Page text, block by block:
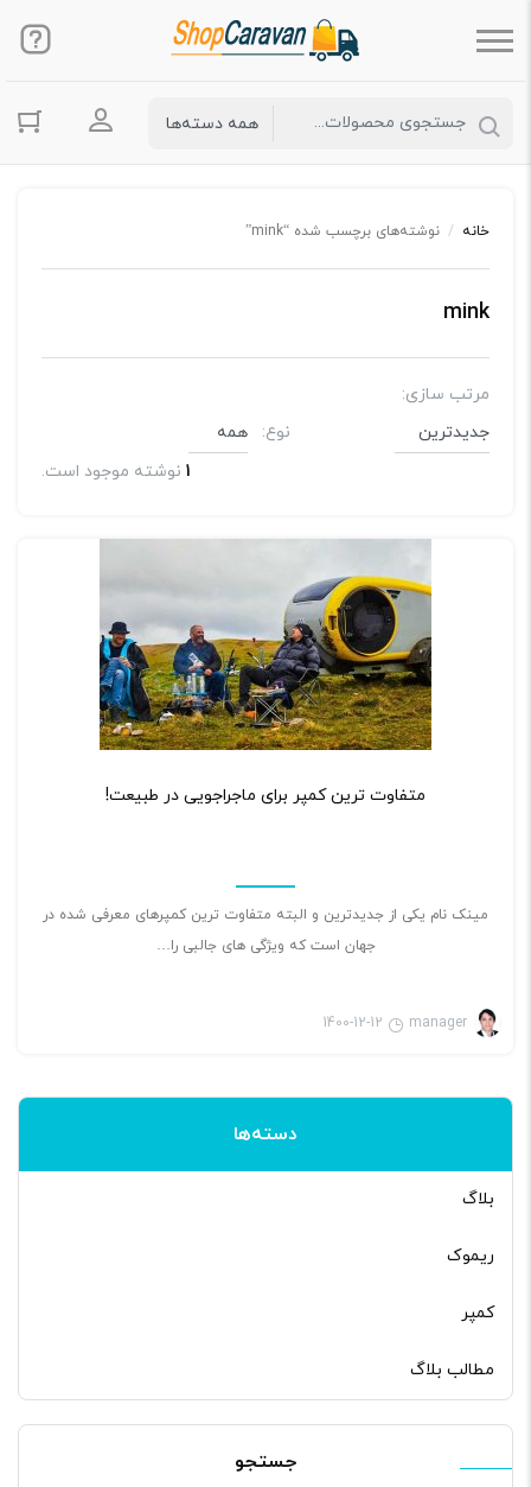
ورود به
دسته‌ها
بلاگ
ریموک
کمپر
مطالب بلاگ
جستجو
خانه / نوشته‌های برچسب شده “mink”
mink
مرتب سازی:
نوع:
1 نوشته موجود است.
متفاوت ترین کمپر برای ماجراجویی در طبیعت!
مینک نام یکی از جدیدترین و البته متفاوت ترین کمپرهای معرفی شده در
جهان است که ویژگی های جالبی را…
manager
1400-12-12